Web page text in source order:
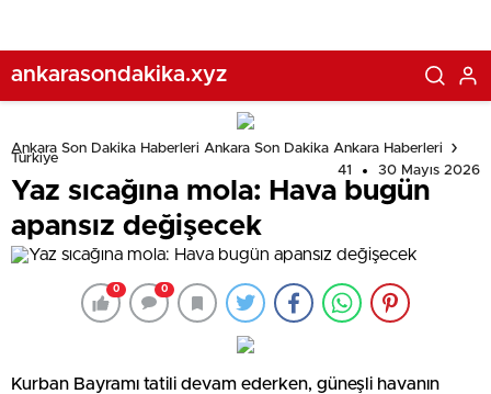
ankarasondakika.xyz
Ankara Son Dakika Haberleri Ankara Son Dakika Ankara Haberleri
Türkiye
41
30 Mayıs 2026
Yaz sıcağına mola: Hava bugün
apansız değişecek
0 0
Kurban Bayramı tatili devam ederken, güneşli havanın